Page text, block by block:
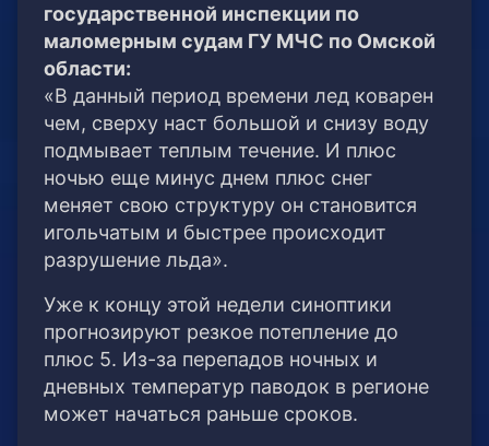
государственной инспекции по
маломерным судам ГУ МЧС по Омской
области:
«В данный период времени лед коварен
чем, сверху наст большой и снизу воду
подмывает теплым течение. И плюс
ночью еще минус днем плюс снег
меняет свою структуру он становится
игольчатым и быстрее происходит
разрушение льда».
Уже к концу этой недели синоптики
прогнозируют резкое потепление до
плюс 5. Из-за перепадов ночных и
дневных температур паводок в регионе
может начаться раньше сроков.